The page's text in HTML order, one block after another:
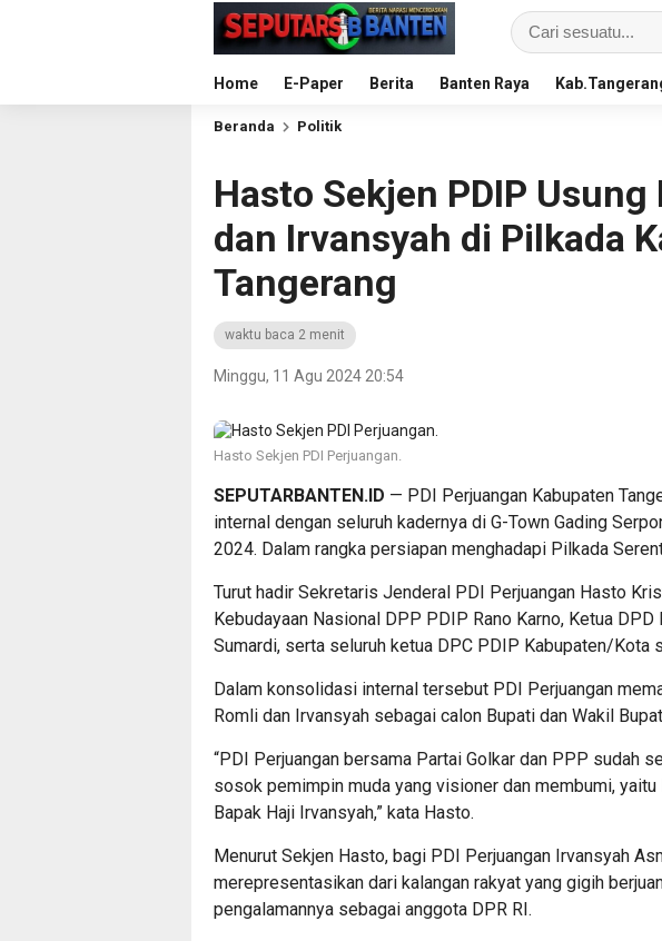
Home E-Paper Berita Banten Raya
Beranda Politik
Hasto Sekjen PDIP Usung
dan Irvansyah di Pilkada
Tangerang
waktu baca 2 menit
Minggu, 11 Agu 2024 20:54
Hasto Sekjen PDI Perjuangan.
SEPUTARBANTEN.ID — PDI Perjuangan Kabupaten
internal dengan seluruh kadernya di G-Town Gading
2024. Dalam rangka persiapan menghadapi Pilkada
Turut hadir Sekretaris Jenderal PDI Perjuangan Hasto
Kebudayaan Nasional DPP PDIP Rano Karno, Ketua
Sumardi, serta seluruh ketua DPC PDIP Kabupaten/Kota
Dalam konsolidasi internal tersebut PDI Perjuangan
Romli dan Irvansyah sebagai calon Bupati dan Wakil
“PDI Perjuangan bersama Partai Golkar dan PPP sudah
sosok pemimpin muda yang visioner dan membumi, yaitu
Bapak Haji Irvansyah,” kata Hasto.
Menurut Sekjen Hasto, bagi PDI Perjuangan Irvansyah
merepresentasikan dari kalangan rakyat yang gigih
pengalamannya sebagai anggota DPR RI.